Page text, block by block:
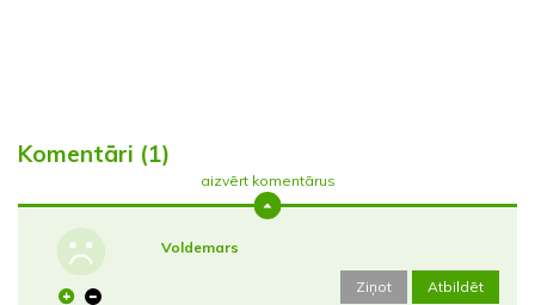
Komentāri (1)
aizvērt komentārus
Voldemars
Ziņot Atbildēt